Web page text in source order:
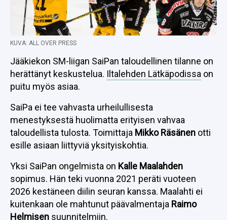
KUVA: ALL OVER PRESS
Jääkiekon SM-liigan SaiPan taloudellinen tilanne on
herättänyt keskustelua. Iltalehden Lätkäpodissa on
puitu myös asiaa.
SaiPa ei tee vahvasta urheilullisesta
menestyksestä huolimatta erityisen vahvaa
taloudellista tulosta. Toimittaja Mikko Räsänen otti
esille asiaan liittyviä yksityiskohtia.
Yksi SaiPan ongelmista on Kalle Maalahden
sopimus. Hän teki vuonna 2021 peräti vuoteen
2026 kestäneen diilin seuran kanssa. Maalahti ei
kuitenkaan ole mahtunut päävalmentaja Raimo
Helmisen suunnitelmiin.